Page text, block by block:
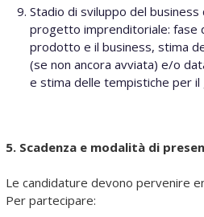
Stadio di sviluppo del
progetto imprenditoriale: fase
prodotto e il business, stima
(se non ancora avviata) e/o
e stima delle tempistiche per
5. Scadenza e modalità di
Le candidature devono pervenire
Per partecipare: